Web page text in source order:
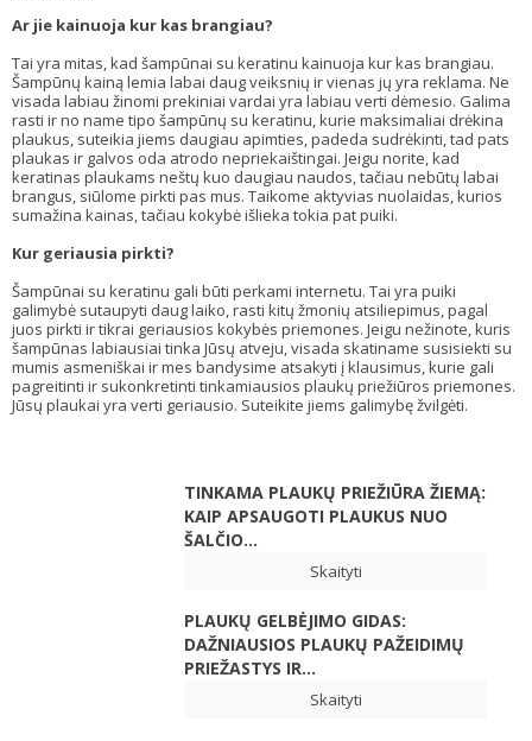
Ar jie kainuoja kur kas brangiau?
Tai yra mitas, kad šampūnai su keratinu kainuoja kur kas brangiau.
Šampūnų kainą lemia labai daug veiksnių ir vienas jų yra reklama. Ne
visada labiau žinomi prekiniai vardai yra labiau verti dėmesio. Galima
rasti ir no name tipo šampūnų su keratinu, kurie maksimaliai drėkina
plaukus, suteikia jiems daugiau apimties, padeda sudrėkinti, tad pats
plaukas ir galvos oda atrodo nepriekaištingai. Jeigu norite, kad
keratinas plaukams neštų kuo daugiau naudos, tačiau nebūtų labai
brangus, siūlome pirkti pas mus. Taikome aktyvias nuolaidas, kurios
sumažina kainas, tačiau kokybė išlieka tokia pat puiki.
Kur geriausia pirkti?
Šampūnai su keratinu gali būti perkami internetu. Tai yra puiki
galimybė sutaupyti daug laiko, rasti kitų žmonių atsiliepimus, pagal
juos pirkti ir tikrai geriausios kokybės priemones. Jeigu nežinote, kuris
šampūnas labiausiai tinka Jūsų atveju, visada skatiname susisiekti su
mumis asmeniškai ir mes bandysime atsakyti į klausimus, kurie gali
pagreitinti ir sukonkretinti tinkamiausios plaukų priežiūros priemones.
Jūsų plaukai yra verti geriausio. Suteikite jiems galimybę žvilgėti.
TINKAMA PLAUKŲ PRIEŽIŪRA ŽIEMĄ:
KAIP APSAUGOTI PLAUKUS NUO
ŠALČIO...
Skaityti
PLAUKŲ GELBĖJIMO GIDAS:
DAŽNIAUSIOS PLAUKŲ PAŽEIDIMŲ
PRIEŽASTYS IR...
Skaityti